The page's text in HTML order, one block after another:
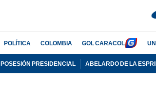
POLÍTICA COLOMBIA GOL CARACOL
POSESIÓN PRESIDENCIAL ABELARDO DE LA